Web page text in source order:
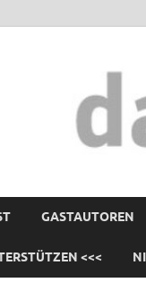
GASTAUTOREN
<<<